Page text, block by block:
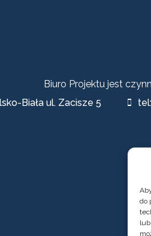
do
Biuro Projektu jest
Biała ul. Zacisze 5